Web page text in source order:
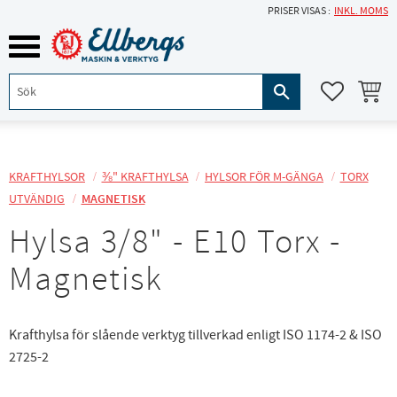
Meny
PRISER VISAS INKL. MOMS
KRAFTHYLSOR ⅜" KRAFTHYLSA HYLSOR FÖR M-GÄNGA
TORX
UTVÄNDIG
MAGNETISK
Hylsa 3/8" - E10 Torx -
Magnetisk
Krafthylsa för slående verktyg tillverkad enligt ISO 1174-2 & ISO
2725-2